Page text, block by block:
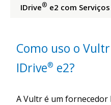
IDrive® e2 com
Como uso o
IDrive® e2?
A Vultr é um fornecedor